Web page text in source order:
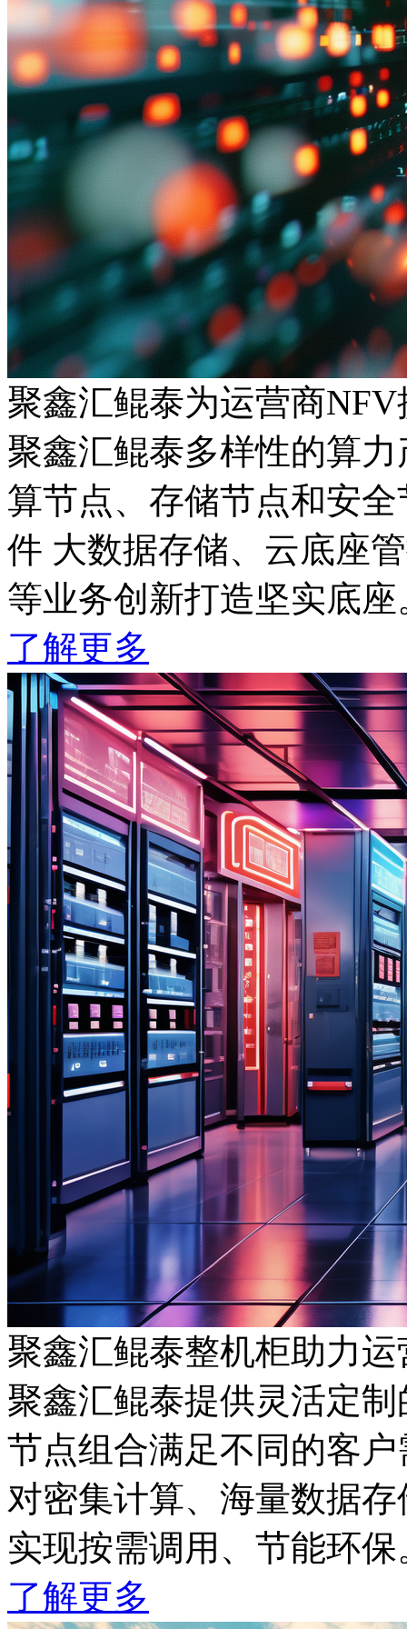
聚鑫汇鲲泰为运营商
聚鑫汇鲲泰多样性的算力
算节点、存储节点和安全
件 大数据存储、云底座管
等业务创新打造坚实底座
了解更多
聚鑫汇鲲泰整机柜助力
聚鑫汇鲲泰提供灵活定制
节点组合满足不同的客户
对密集计算、海量数据存
实现按需调用、节能环
了解更多